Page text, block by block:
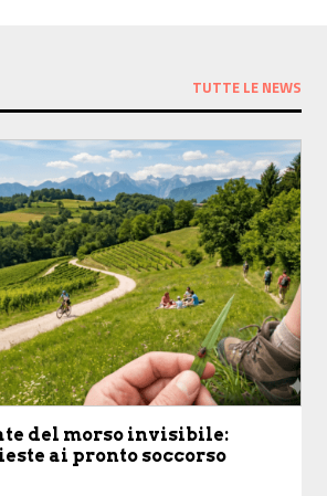
TUTTE LE NEWS
del morso invisibile:
ai pronto soccorso